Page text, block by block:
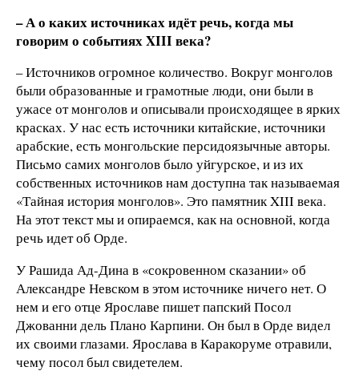
– А о каких источниках идёт речь, когда мы
говорим о событиях XIII века?
– Источников огромное количество. Вокруг монголов
были образованные и грамотные люди, они были в
ужасе от монголов и описывали происходящее в ярких
красках. У нас есть источники китайские, источники
арабские, есть монгольские персидоязычные авторы.
Письмо самих монголов было уйгурское, и из их
собственных источников нам доступна так называемая
«Тайная история монголов». Это памятник XIII века.
На этот текст мы и опираемся, как на основной, когда
речь идет об Орде.
У Рашида Ад-Дина в «сокровенном сказании» об
Александре Невском в этом источнике ничего нет. О
нем и его отце Ярославе пишет папский Посол
Джованни дель Плано Карпини. Он был в Орде видел
их своими глазами. Ярослава в Каракоруме отравили,
чему посол был свидетелем.